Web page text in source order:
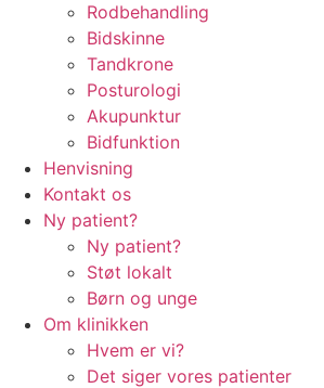
Rodbehandling
Bidskinne
Tandkrone
Posturologi
Akupunktur
Bidfunktion
Henvisning
Kontakt os
Ny patient?
Ny patient?
Støt lokalt
Børn og unge
Om klinikken
Hvem er vi?
Det siger vores patienter